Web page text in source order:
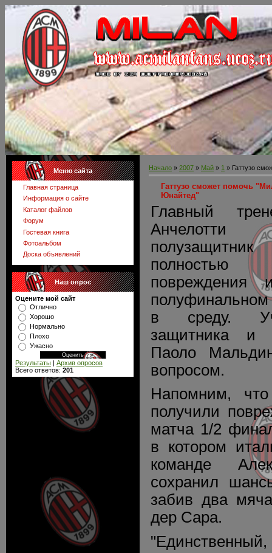
Меню сайта
Главная страница
Информация о сайте
Каталог файлов
Форум
Гостевая книга
Фотоальбом
Доска объявлений
Наш опрос
Оцените мой сайт
Отлично
Хорошо
Нормально
Плохо
Ужасно
Результаты | Архив опросов
Всего ответов: 201
Начало » 2007 » Май » 1 » Гаттузо
Гаттузо сможет помочь
Юнайтед"
Главный
Анчелотти
полностью
в среду.
защитника и
Паоло
вопросом.
Напомним,
получили
матча 1/2
в котором
команде
сохранил
забив два
дер Сара.